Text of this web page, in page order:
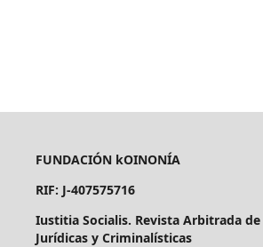
FUNDACIÓN kOINONÍA
RIF: J-407575716
Iustitia Socialis. Revista Arbitrada de
Jurídicas y Criminalísticas